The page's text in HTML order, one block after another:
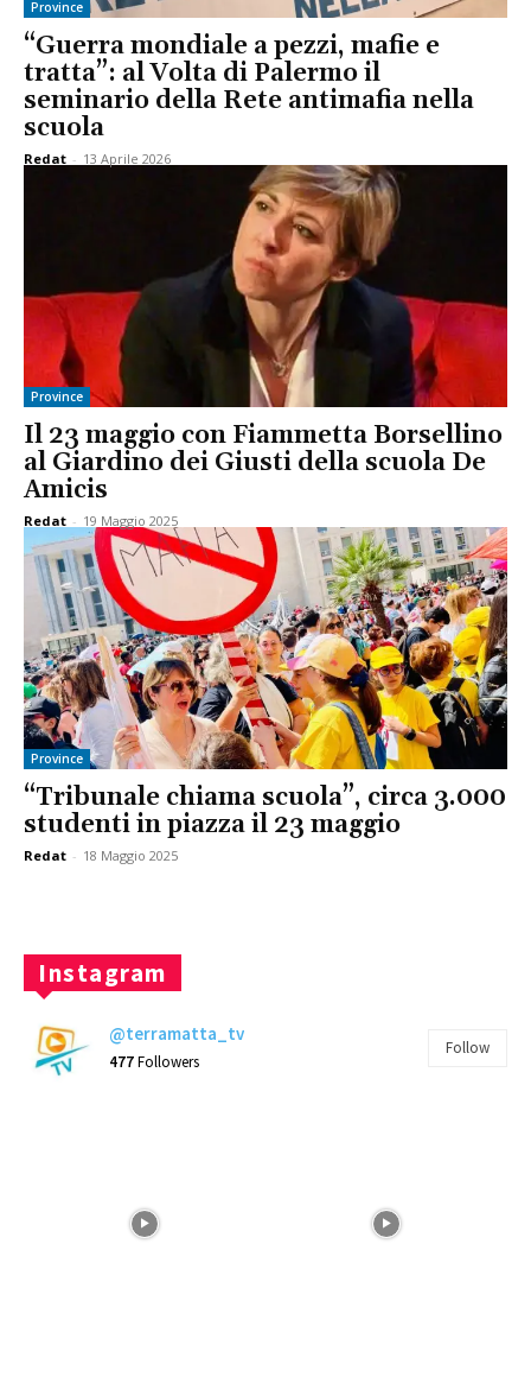
Province
“Guerra mondiale a pezzi, mafie e
tratta”: al Volta di Palermo il
seminario della Rete antimafia nella
scuola
Redat - 13 Aprile 2026
Province
Il 23 maggio con Fiammetta Borsellino
al Giardino dei Giusti della scuola De
Amicis
Redat - 19 Maggio 2025
Province
“Tribunale chiama scuola”, circa 3.000
studenti in piazza il 23 maggio
Redat - 18 Maggio 2025
Instagram
@terramatta_tv
477Followers
Follow